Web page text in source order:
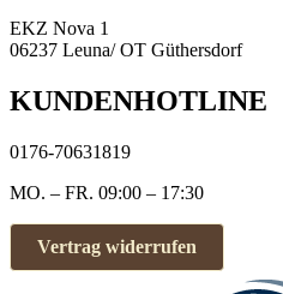
EKZ Nova 1
06237 Leuna/ OT Güthersdorf
KUNDENHOTLINE
0176-70631819
MO. – FR. 09:00 – 17:30
Vertrag widerrufen